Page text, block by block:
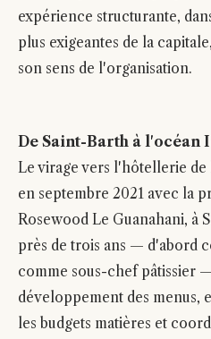
expérience structurante,
plus exigeantes de la
son sens de l'organisation.
De Saint-Barth à l'océan
Le virage vers l'hôtellerie
en septembre 2021 avec la
Rosewood Le Guanahani, à
près de trois ans — d'abord
comme sous-chef pâtissier
développement des menus,
les budgets matières et